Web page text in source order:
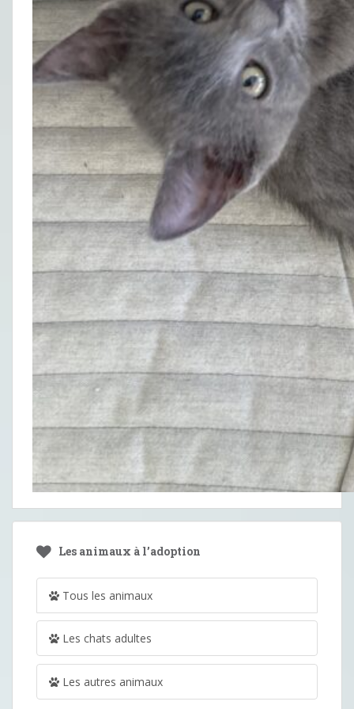
Les animaux à l’adoption
Tous les animaux
Les chats adultes
Les autres animaux